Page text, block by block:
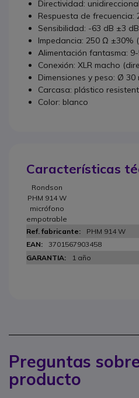
Directividad:
Respuesta de frecuencia:
Sensibilidad: -63 dB ±3 dB
Impedancia: 250 Ω ±30%
Alimentación fantasma:
Conexión: XLR macho
Dimensiones y peso: Ø 30
Carcasa: plástico
Color: blanco
Características
Rondson
PHM 914 W
micrófono
empotrable
PHM 914 W
3701567903458
1 año
Preguntas
producto